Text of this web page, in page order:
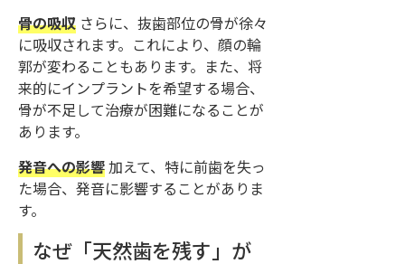
骨の吸収 さらに、抜歯部位の骨が徐々
に吸収されます。これにより、顔の輪
郭が変わることもあります。また、将
来的にインプラントを希望する場合、
骨が不足して治療が困難になることが
あります。
発音への影響加えて、特に前歯を失っ
た場合、発音に影響することがありま
す。
なぜ「天然歯を残す」が